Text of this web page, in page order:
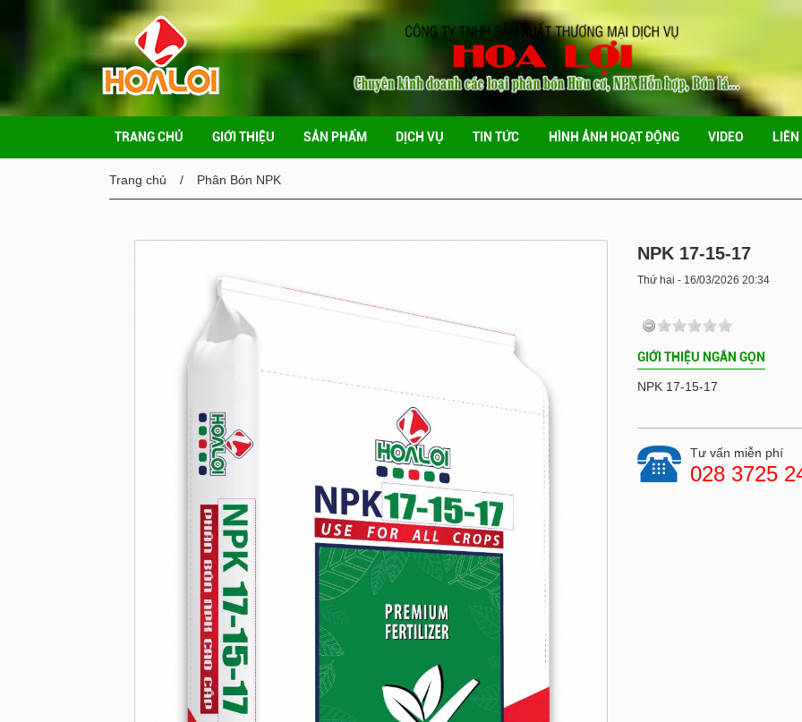
TRANG CHỦ GIỚI THIỆU SẢN PHẨM DỊCH VỤ TIN TỨC HÌNH ẢNH HOẠT ĐỘNG VIDEO
Trang chủ Phân Bón NPK
NPK 17-15-17
Thứ hai - 16/03/2026 20:34
GIỚI THIỆU NGẮN GỌN
NPK 17-15-17
Tư vấn miễn phí
028 3725